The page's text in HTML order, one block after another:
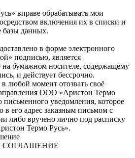
вправе обрабатывать мои
включения их в списки и
базы данных.
в форме электронного
подписью, является
на бумажном носителе, содержащему
и действует бессрочно.
любой момент отозвать своё
ООО «Аристон Термо
письменного уведомления, которое
в его адрес заказным письмом с
либо вручено лично под расписку
Термо Русь».
СОГЛАШЕНИЕ